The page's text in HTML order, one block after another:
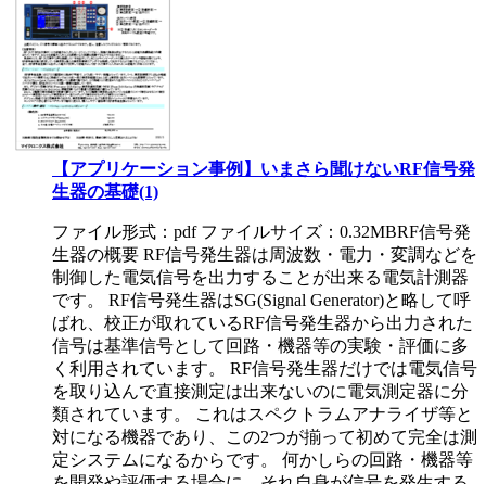
【アプリケーション事例】いまさら聞けないRF信号発
生器の基礎(1)
ファイル形式：pdf ファイルサイズ：0.32MBRF信号発
生器の概要 RF信号発生器は周波数・電力・変調などを
制御した電気信号を出力することが出来る電気計測器
です。 RF信号発生器はSG(Signal Generator)と略して呼
ばれ、校正が取れているRF信号発生器から出力された
信号は基準信号として回路・機器等の実験・評価に多
く利用されています。 RF信号発生器だけでは電気信号
を取り込んで直接測定は出来ないのに電気測定器に分
類されています。 これはスペクトラムアナライザ等と
対になる機器であり、この2つが揃って初めて完全は測
定システムになるからです。 何かしらの回路・機器等